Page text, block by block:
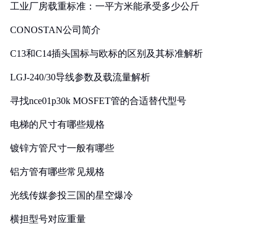
工业厂房载重标准：一平方米能承受多少公斤
CONOSTAN公司简介
C13和C14插头国标与欧标的区别及其标准解析
LGJ-240/30导线参数及载流量解析
寻找nce01p30k MOSFET管的合适替代型号
电梯的尺寸有哪些规格
镀锌方管尺寸一般有哪些
铝方管有哪些常见规格
光线传媒参投三国的星空爆冷
横担型号对应重量